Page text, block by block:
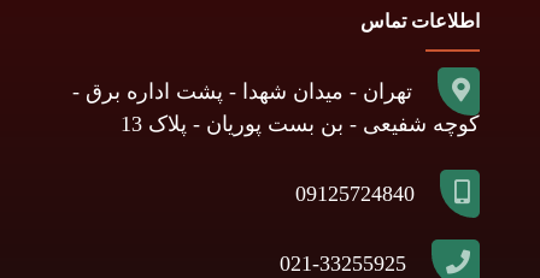
اطلاعات تماس
تهران - میدان شهدا - پشت اداره برق -
کوچه شفیعی - بن بست پوریان - پلاک 13
09125724840
021-33255925